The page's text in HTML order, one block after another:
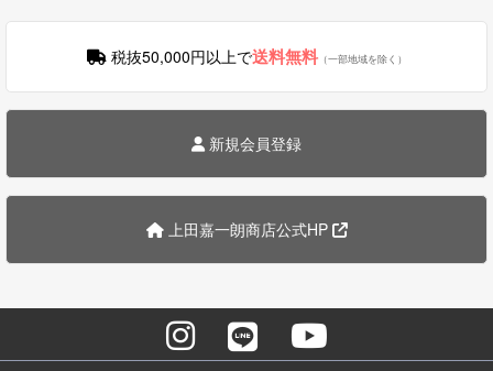
税抜50,000円以上で送料無料（一部地域を除く）
新規会員登録
上田嘉一朗商店公式HP